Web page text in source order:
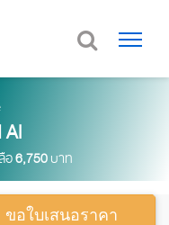
AI
อ6,750บาท
ขอใบเสนอราคา